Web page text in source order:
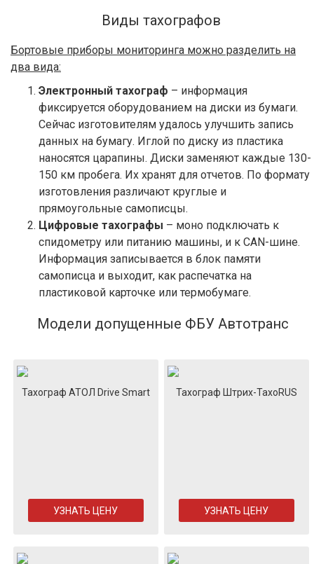
Виды тахографов
Бортовые приборы мониторинга можно разделить на
два вида:
Электронный тахограф – информация
фиксируется оборудованием на диски из бумаги.
Сейчас изготовителям удалось улучшить запись
данных на бумагу. Иглой по диску из пластика
наносятся царапины. Диски заменяют каждые 130-
150 км пробега. Их хранят для отчетов. По формату
изготовления различают круглые и
прямоугольные самописцы.
Цифровые тахографы – моно подключать к
спидометру или питанию машины, и к CAN-шине.
Информация записывается в блок памяти
самописца и выходит, как распечатка на
пластиковой карточке или термобумаге.
Модели допущенные ФБУ Автотранс
Тахограф АТОЛ Drive Smart
УЗНАТЬ ЦЕНУ
Тахограф Штрих-ТахоRUS
УЗНАТЬ ЦЕНУ